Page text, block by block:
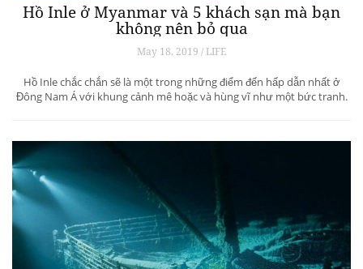
Hồ Inle ở Myanmar và 5 khách sạn mà bạn
không nên bỏ qua
May 18, 2019 / LIFE
Hồ Inle chắc chắn sẽ là một trong những điểm đến hấp dẫn nhất ở
Đông Nam Á với khung cảnh mê hoặc và hùng vĩ như một bức tranh.